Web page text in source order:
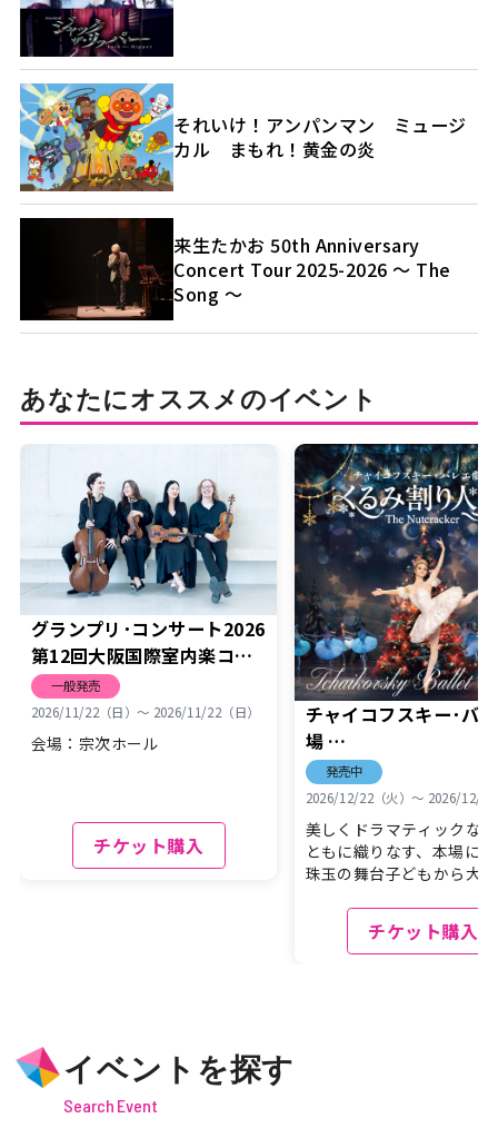
それいけ！アンパンマン ミュージ
カル まもれ！黄金の炎
来生たかお 50th Anniversary
Concert Tour 2025-2026 ～ The
Song ～
あなたにオススメのイベント
グランプリ･コンサート2026
第12回大阪国際室内楽コン
クール(弦楽四重奏部門)第1
位
The Motus Quartet
一般発売
2026/11/22（日）〜 2026/11/22（日）
会場：宗次ホール
チケット購入
チャイコフスキー･バ
場
｢くるみ割り人形｣
発売中
2026/12/22（火）〜 2026/12/22
美しくドラマティックな
ともに織りなす、本場に
珠玉の舞台子どもから大
チケット購入
イベントを探す
Search Event